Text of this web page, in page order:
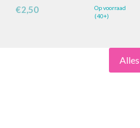
€2,50
Op voorraad
(40+)